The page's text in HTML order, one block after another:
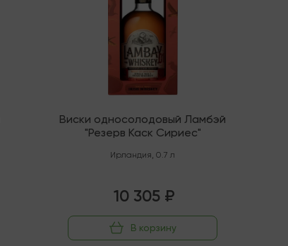
Виски односолодовый Ламбэй
"Резерв Каск Сириес"
Ирландия,0.7 л
10 305 ₽
В корзину